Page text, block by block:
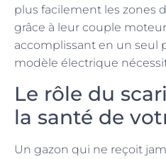
plus facilement les zones
grâce à leur couple
accomplissant en un seul
modèle électrique
Le rôle du
la santé de
Un gazon qui ne reçoit